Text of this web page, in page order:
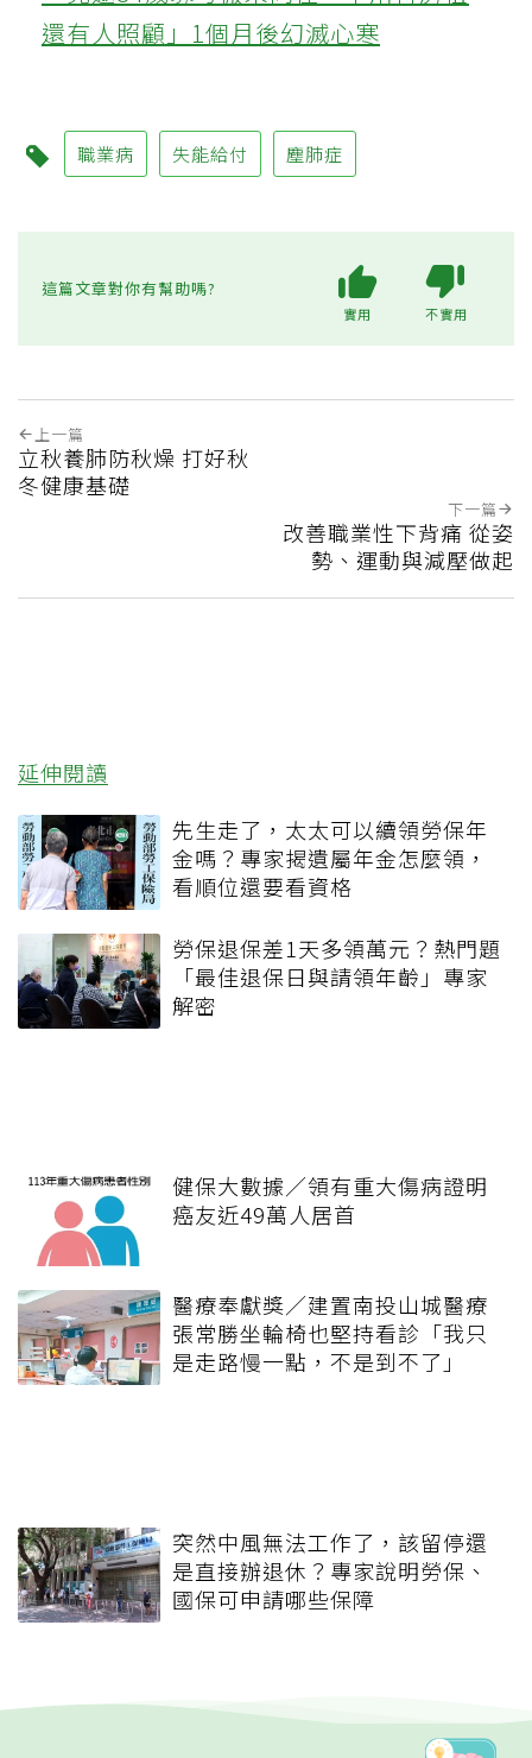
還有人照顧」1個月後幻滅心寒
職業病 失能給付 塵肺症
這篇文章對你有幫助嗎?
實用 不實用
上一篇
立秋養肺防秋燥 打好秋
冬健康基礎
下一篇
改善職業性下背痛 從姿
勢、運動與減壓做起
延伸閱讀
先生走了，太太可以續領勞保年
金嗎？專家揭遺屬年金怎麼領，
看順位還要看資格
勞保退保差1天多領萬元？熱門題
「最佳退保日與請領年齡」專家
解密
健保大數據／領有重大傷病證明
癌友近49萬人居首
醫療奉獻獎／建置南投山城醫療
張常勝坐輪椅也堅持看診「我只
是走路慢一點，不是到不了」
突然中風無法工作了，該留停還
是直接辦退休？專家說明勞保、
國保可申請哪些保障